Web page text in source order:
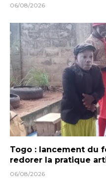
06/08/2026
Togo : lancement du
redorer la pratique
06/08/2026